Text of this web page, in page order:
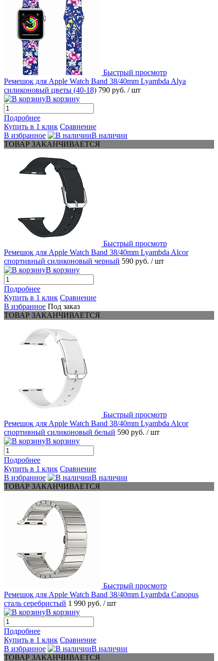
Быстрый просмотр
Ремешок для Apple Watch Band 38/40mm Lyambda Alya
силиконовый цветы (40-18) 790 руб. / шт
В корзину
Подробнее
Купить в 1 клик Сравнение
В избранное
В наличии
ТОВАР ЗАКАНЧИВАЕТСЯ
Быстрый просмотр
Ремешок для Apple Watch Band 38/40mm Lyambda Alcor
спортивный силиконовый черный 590 руб. / шт
В корзину
Подробнее
Купить в 1 клик Сравнение
В избранное Под заказ
ТОВАР ЗАКАНЧИВАЕТСЯ
Быстрый просмотр
Ремешок для Apple Watch Band 38/40mm Lyambda Alcor
спортивный силиконовый белый 590 руб. / шт
В корзину
Подробнее
Купить в 1 клик Сравнение
В избранное
В наличии
ТОВАР ЗАКАНЧИВАЕТСЯ
Быстрый просмотр
Ремешок для Apple Watch Band 38/40mm Lyambda Canopus
сталь серебристый 1 990 руб. / шт
В корзину
Подробнее
Купить в 1 клик Сравнение
В избранное
В наличии
ТОВАР ЗАКАНЧИВАЕТСЯ